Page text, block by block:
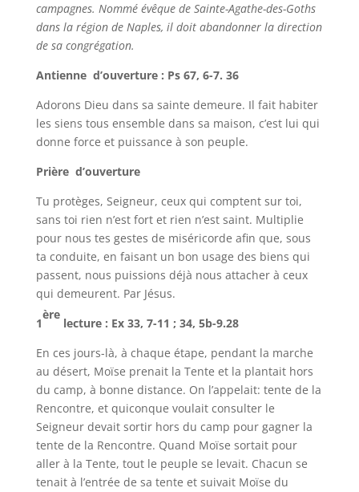
campagnes. Nommé évêque de Sainte-Agathe-des-Goths
dans la région de Naples, il doit abandonner la direction
de sa congrégation.
Antienne d’ouverture : Ps 67, 6-7. 36
Adorons Dieu dans sa sainte demeure. Il fait habiter
les siens tous ensemble dans sa maison, c’est lui qui
donne force et puissance à son peuple.
Prière d’ouverture
Tu protèges, Seigneur, ceux qui comptent sur toi,
sans toi rien n’est fort et rien n’est saint. Multiplie
pour nous tes gestes de miséricorde afin que, sous
ta conduite, en faisant un bon usage des biens qui
passent, nous puissions déjà nous attacher à ceux
qui demeurent. Par Jésus.
1
ère
lecture : Ex 33, 7-11 ; 34, 5b-9.28
En ces jours-là, à chaque étape, pendant la marche
au désert, Moïse prenait la Tente et la plantait hors
du camp, à bonne distance. On l’appelait: tente de la
Rencontre, et quiconque voulait consulter le
Seigneur devait sortir hors du camp pour gagner la
tente de la Rencontre. Quand Moïse sortait pour
aller à la Tente, tout le peuple se levait. Chacun se
tenait à l’entrée de sa tente et suivait Moïse du